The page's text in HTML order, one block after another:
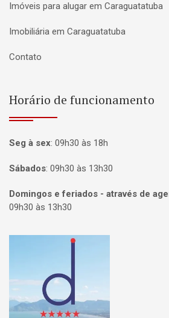
Imóveis para alugar em Caraguatatuba
Imobiliária em Caraguatatuba
Contato
Horário de funcionamento
Seg à sex: 09h30 às 18h
Sábados: 09h30 às 13h30
Domingos e feriados - através de
09h30 às 13h30
Página inicial